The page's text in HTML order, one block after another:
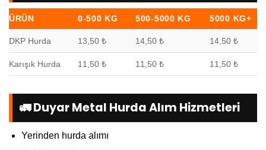
ÜRÜN 0-500 KG 500-5000 KG 5000 KG+
DKP Hurda 13,50 ₺ 14,50 ₺ 14,50 ₺
Karışık Hurda 11,50 ₺ 11,50 ₺ 11,50 ₺
🚛 Duyar Metal Hurda Alım Hizmetleri
Yerinden hurda alımı